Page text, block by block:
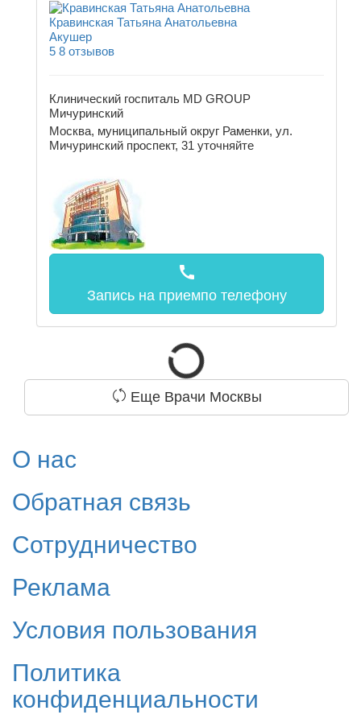
Кравинская Татьяна Анатольевна
Акушер
5 8 отзывов
Клинический госпиталь MD GROUP
Мичуринский
Москва, муниципальный округ Раменки, ул.
Мичуринский проспект, 31 уточняйте
call
Запись на приемпо телефону
Еще Врачи Москвы
О нас
Обратная связь
Сотрудничество
Реклама
Условия пользования
Политика
конфиденциальности